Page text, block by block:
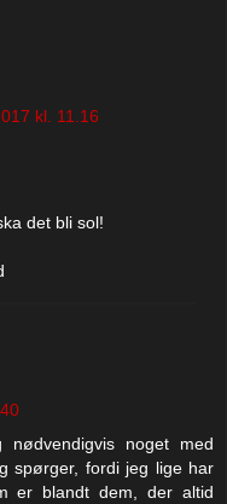
kl. 11.16
det bli sol!
nødvendigvis noget med
spørger, fordi jeg lige har
er blandt dem, der altid